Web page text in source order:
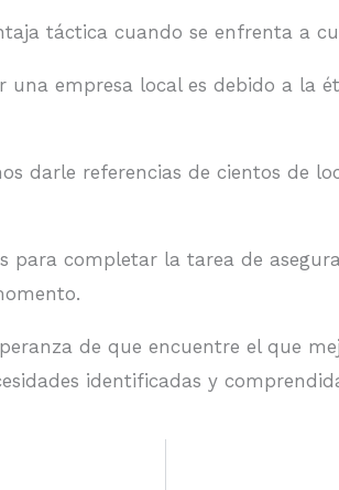
táctica cuando se enfrenta a
empresa local es debido a la
darle referencias de cientos de
completar la tarea de
de que encuentre el que
identificadas y